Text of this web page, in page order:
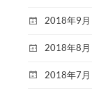
2018年9月
2018年8月
2018年7月